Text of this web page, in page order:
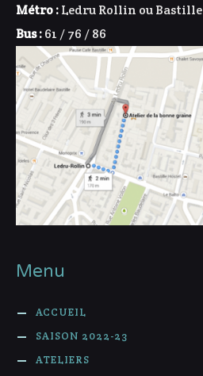
Métro :Ledru Rollin ou Bastille
Bus :61 / 76 / 86
Menu
ACCUEIL
SAISON 2022-23
ATELIERS